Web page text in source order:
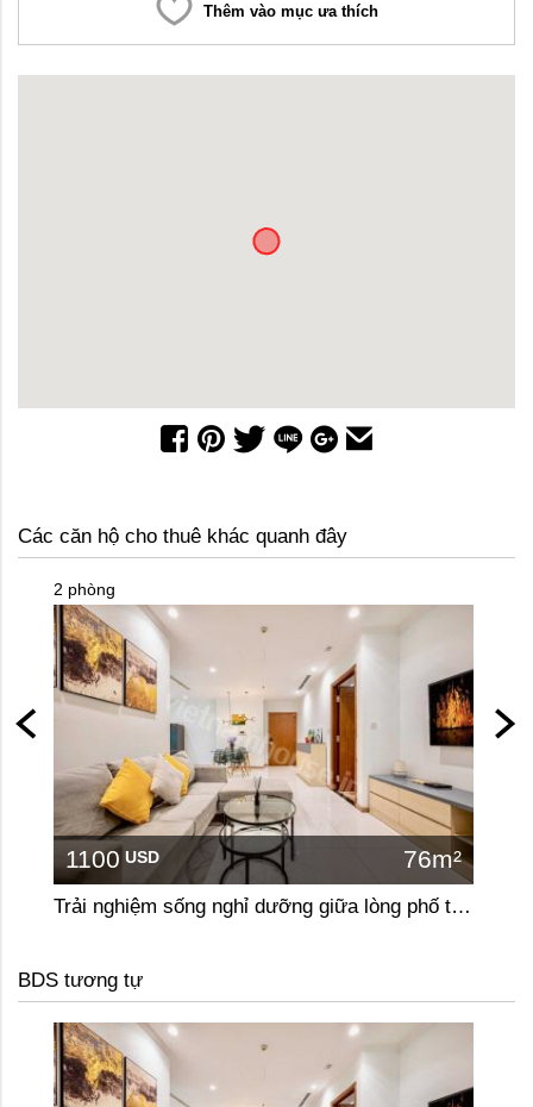
Thêm vào mục ưa thích
Các căn hộ cho thuê khác quanh đây
2 phòng
1100 USD 76m²
Trải nghiệm sống nghỉ dưỡng giữa lòng phố tại căn hộ 2 phòng ngủ Vinhomes Central Park
BDS tương tự